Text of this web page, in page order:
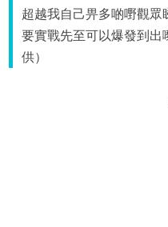
超越我自己畀多啲嘢觀眾
要實戰先至可以爆發到出
供）